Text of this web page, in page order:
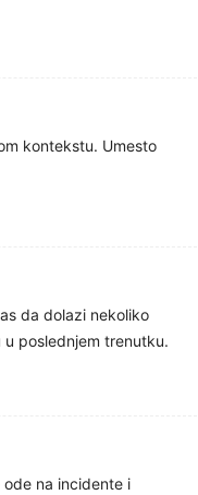
kontekstu. Umesto
da dolazi nekoliko
poslednjem trenutku.
na incidente i